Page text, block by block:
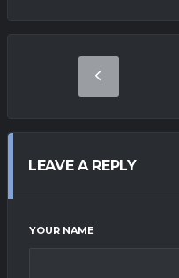
LEAVE A REPLY
YOUR NAME